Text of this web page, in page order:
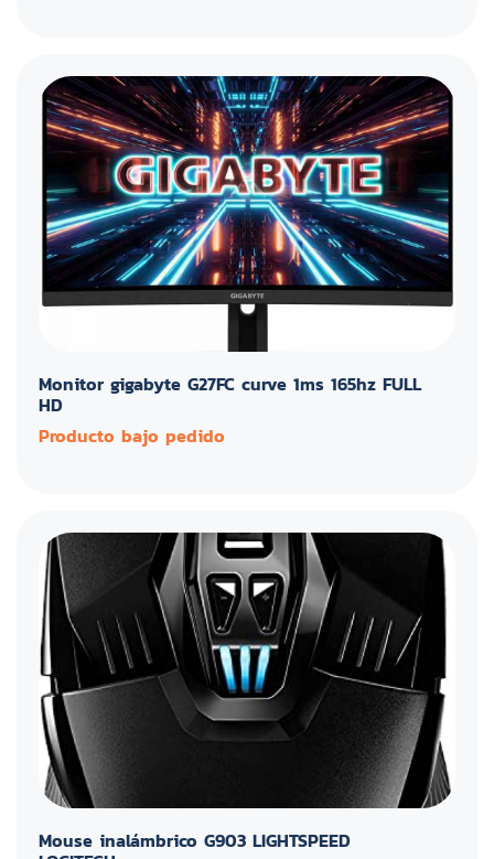
Monitor gigabyte G27FC curve 1ms 165hz FULL
HD
Producto bajo pedido
Mouse inalámbrico G903 LIGHTSPEED